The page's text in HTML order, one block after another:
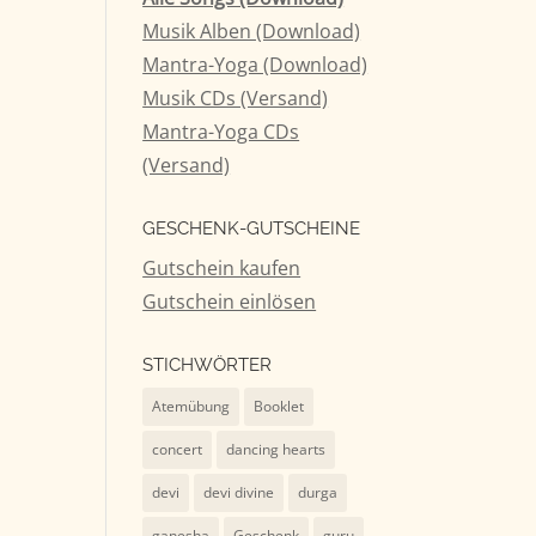
Musik Alben (Download)
Mantra-Yoga (Download)
Musik CDs (Versand)
Mantra-Yoga CDs
(Versand)
GESCHENK-GUTSCHEINE
Gutschein kaufen
Gutschein einlösen
STICHWÖRTER
Atemübung Booklet
concert dancing hearts
devi devi divine durga